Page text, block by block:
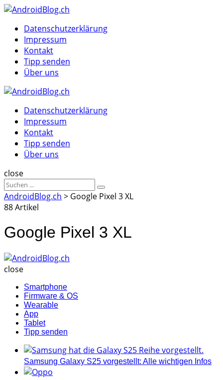
Menu
MenuDatenschutzerklärung
Impressum
Kontakt
Tipp senden
Über uns
Datenschutzerklärung
Impressum
Kontakt
Tipp senden
Über uns
Suche
close
Sucheergebnisse
für
Suche
AndroidBlog.ch > Google Pixel 3 XL
88 Artikel
Google Pixel 3 XL
close
Smartphone
Firmware & OS
Wearable
App
Tablet
Tipp senden
Samsung Galaxy S25 vorgestellt: Alle wichtigen Infos